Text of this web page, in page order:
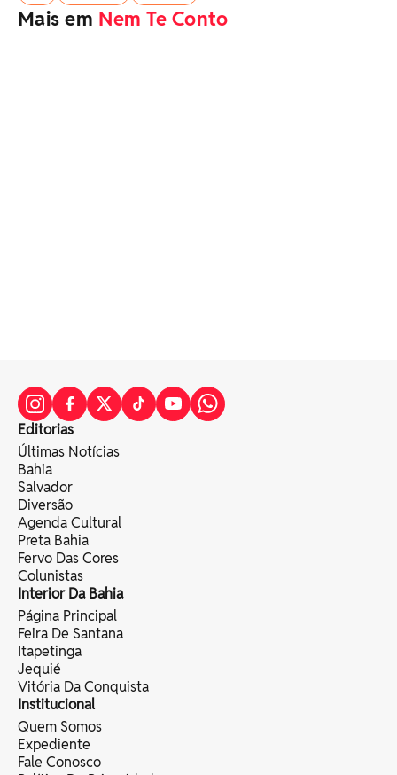
Mais em Nem Te Conto
Editorias
Últimas Notícias
Bahia
Salvador
Diversão
Agenda Cultural
Preta Bahia
Fervo Das Cores
Colunistas
Interior Da Bahia
Página Principal
Feira De Santana
Itapetinga
Jequié
Vitória Da Conquista
Institucional
Quem Somos
Expediente
Fale Conosco